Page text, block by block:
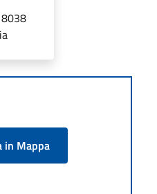
in Mappa